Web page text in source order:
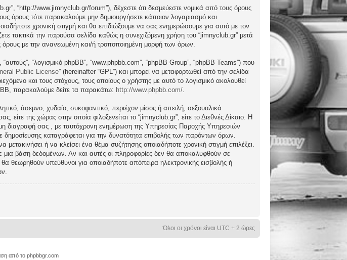
“http://www.jimnyclub.gr/forum”), δέχεστε ότι δεσμεύεστε νομικά από τους όρους
όρους τότε παρακαλούμε μην δημιουργήσετε κάποιον λογαριασμό και
χρονική στιγμή και θα επιδιώξουμε να σας ενημερώσουμε για αυτό με τον
τακτικά την παρούσα σελίδα καθώς η συνεχιζόμενη χρήση του “jimnyclub.gr” μετά
όρους με την ανανεωμένη και/ή τροποποιημένη μορφή των όρων.
“λογισμικό phpBB”, “www.phpbb.com”, “phpBB Group”, “phpBB Teams”) που
Public License” (hereinafter “GPL”) και μπορεί να μεταφορτωθεί από την σελίδα
και τους στόχους, τους οποίους ο χρήστης με αυτό το λογισμικό ακολουθεί
παρακαλούμε δείτε τα παρακάτω: http://www.phpbb.com/.
άσεμνο, χυδαίο, συκοφαντικό, περιέχον μίσος ή απειλή, σεξουαλικά
της χώρας στην οποία φιλοξενείται το “jimnyclub.gr”, είτε το Διεθνές Δίκαιο. Η
διαγραφή σας , με ταυτόχρονη ενημέρωση της Υπηρεσίας Παροχής Υπηρεσιών
δημοσίευσης καταγράφεται για την δυνατότητα επιβολής των παρόντων όρων.
ή να κλείσει ένα θέμα συζήτησης οποιαδήποτε χρονική στιγμή επιλέξει.
μια βάση δεδομένων. Αν και αυτές οι πληροφορίες δεν θα αποκαλυφθούν σε
θεωρηθούν υπεύθυνοι για οποιαδήποτε απόπειρα ηλεκτρονικής εισβολής ή
Όλοι οι χρόνοι είναι UTC + 2 ώρες
από το phpbbgr.com